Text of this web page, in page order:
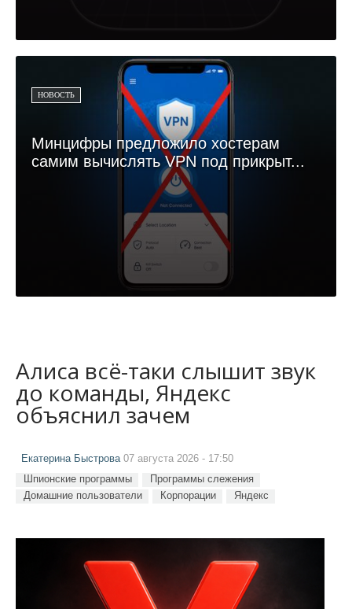
НОВОСТЬ
Минцифры предложило хостерам
самим вычислять VPN под прикрыт...
Алиса всё-таки слышит звук
до команды, Яндекс
объяснил зачем
Екатерина Быстрова07 августа 2026 - 17:50
Шпионские программы
Программы слежения
Домашние пользователи
Корпорации Яндекс